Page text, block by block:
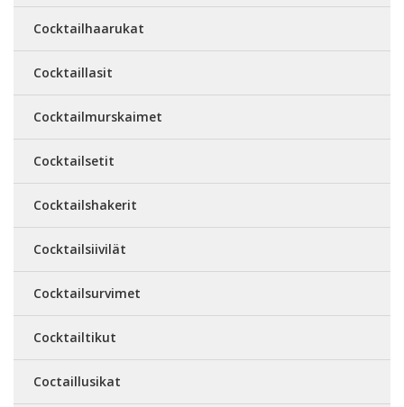
Cocktailhaarukat
Cocktaillasit
Cocktailmurskaimet
Cocktailsetit
Cocktailshakerit
Cocktailsiivilät
Cocktailsurvimet
Cocktailtikut
Coctaillusikat